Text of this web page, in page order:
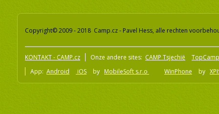
Copyright© 2009 - 2018 Camp.cz - Pavel Hess, alle rechten
KONTAKT - CAMP.cz Onze andere sites: CAMP Tsjechië
App: Android iOS by MobileSoft s.r.o WinPhone by